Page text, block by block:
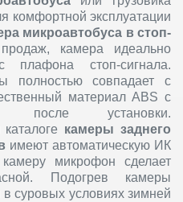
комфортной эксплуатации
микроавтобуса в стоп-
камера идеально
плафона стоп-сигнала.
полностью совпадает с
материал ABS с
после установки.
камеры заднего
имеют автоматическую ИК
микрофон сделает
Подогрев камеры
в суровых условиях зимней